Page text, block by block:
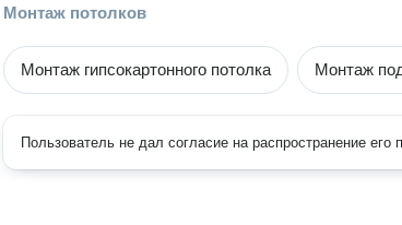
Монтаж потолков
Монтаж гипсокартонного потолка Монтаж
Пользователь не дал согласие на распространение его